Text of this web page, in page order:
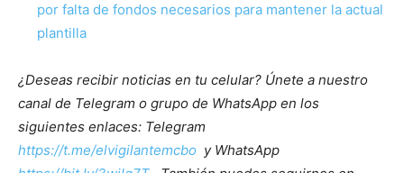
por falta de fondos necesarios para mantener la actual
plantilla
¿Deseas recibir noticias en tu celular? Únete a nuestro
canal de Telegram o grupo de WhatsApp en los
siguientes enlaces: Telegram
https://t.me/elvigilantemcbo y WhatsApp